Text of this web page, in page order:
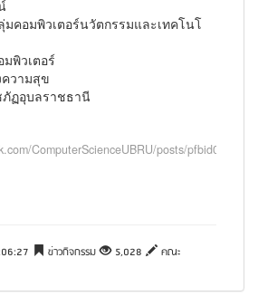
พิวเตอร์
วามสุข
ภัฏอุบลราชธานี
ComputerScienceUBRU/posts/
ข่าวกิจกรรม 5,028
คณะ